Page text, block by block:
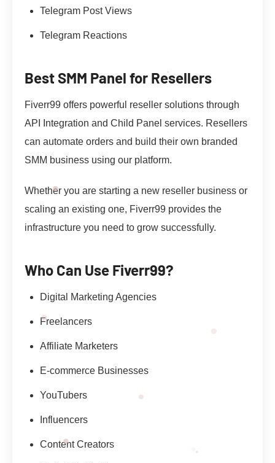
Telegram Post Views
Telegram Reactions
Best SMM Panel for Resellers
Fiverr99 offers powerful reseller solutions through
API Integration and Child Panel services. Resellers
can automate orders and build their own branded
SMM business using our platform.
Whether you are starting a new reseller business or
scaling an existing one, Fiverr99 provides the
infrastructure you need to grow successfully.
Who Can Use Fiverr99?
Digital Marketing Agencies
Freelancers
Affiliate Marketers
E-commerce Businesses
YouTubers
Influencers
Content Creators